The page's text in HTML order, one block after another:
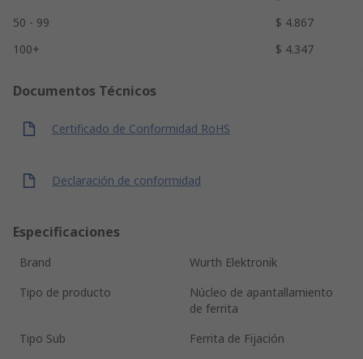
50 - 99
$ 4.867
100+
$ 4.347
Documentos Técnicos
Certificado de Conformidad RoHS
Declaración de conformidad
Especificaciones
Brand
Wurth Elektronik
Tipo de producto
Núcleo de apantallamiento
de ferrita
Tipo Sub
Ferrita de Fijación